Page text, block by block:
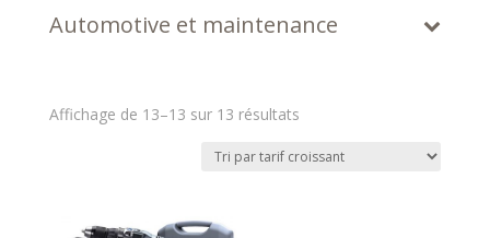
Automotive et maintenance
Affichage de 13–13 sur 13 résultatsTrié
prix